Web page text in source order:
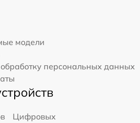
модели
персональных данных
Цифровых